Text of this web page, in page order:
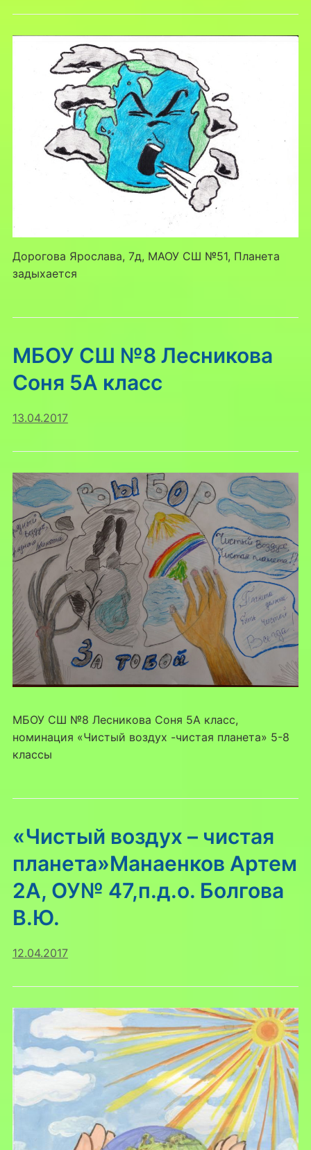
Дорогова Ярослава, 7д, МАОУ СШ №51, Планета
задыхается
МБОУ СШ №8 Лесникова
Соня 5А класс
13.04.2017
МБОУ СШ №8 Лесникова Соня 5А класс,
номинация «Чистый воздух -чистая планета» 5-8
классы
«Чистый воздух – чистая
планета»Манаенков Артем
2А, ОУ№ 47,п.д.о. Болгова
В.Ю.
12.04.2017